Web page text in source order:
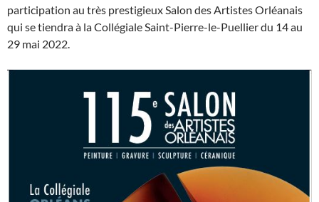
participation au très prestigieux Salon des Artistes Orléanais
qui se tiendra à la Collégiale Saint-Pierre-le-Puellier du 14 au
29 mai 2022.